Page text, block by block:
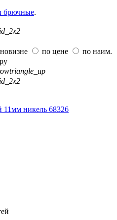
брючные.
по цене
по наим.
никель 68326